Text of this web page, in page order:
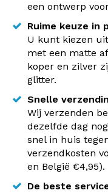
een ontwerp
Ruime keuze in
U kunt kiezen
met een matte
koper en zilver
glitter.
Snelle
Wij verzenden
dezelfde dag
snel in huis
verzendkosten
en België €4,95).
De beste